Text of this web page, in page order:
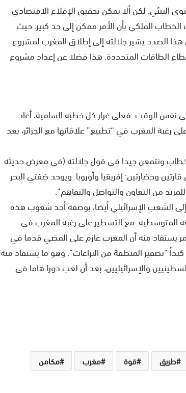
البيئي. لكن ألا يمكن تحقيق الإقلاع الاقتصادي
الملكي بأن الأمر ممكن إلى حد كبير. حيث
الصدد يشير جلالته إلى إطلاق المغرب لمشروع
الطاقات المتجددة. هذا فضلا عن إعداد مشروع
نفس الوقت. فعلى غرار كل خطبه السامية، أعاد
رغبة المغرب في “تطبيع” علاقاتها مع الجزائر، بعد
الخطاب ونتمعن جيدا في قول جلالته (في معرض حديثه
وحضارتين: إفريقيا وأوروبا. ويوحد ضفتي البحر
من التعاون والتواصل والتفاهم”.
الشعب الإسرائيلي أيضا، بوصفه أحد شعوب هذه
المتوسطية. مع التسطير على رغبة المغرب في
يستفاد منه أن المغرب عازم على المضي قدما في
“تصفير المنطقة من النزاعات”. وهو ما يستفاد منه
والإسرائيليين، بعد أن لعب دورا هاما في
طريق قوة مغرب
مكامن